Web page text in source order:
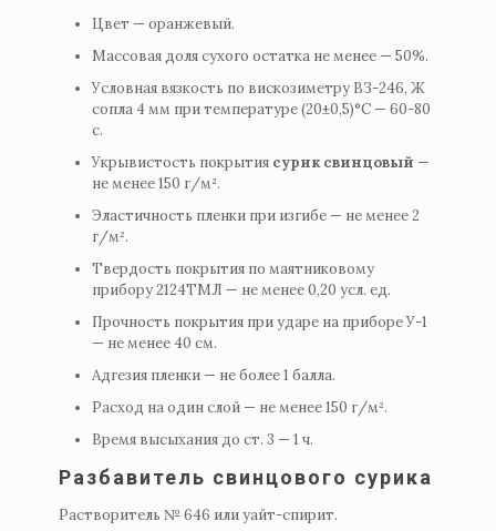
Цвет — оранжевый.
Массовая доля сухого остатка не менее — 50%.
Условная вязкость по вискозиметру ВЗ-246, Ж
сопла 4 мм при температуре (20±0,5)°C — 60-80
c.
Укрывистость покрытия сурик свинцовый —
не менее 150 г/м².
Эластичность пленки при изгибе — не менее 2
г/м².
Твердость покрытия по маятниковому
прибору 2124ТМЛ — не менее 0,20 усл. ед.
Прочность покрытия при ударе на приборе У-1
— не менее 40 см.
Адгезия пленки — не более 1 балла.
Расход на один слой — не менее 150 г/м².
Время высыхания до ст. 3 — 1 ч.
Разбавитель свинцового сурика
Растворитель № 646 или уайт-спирит.